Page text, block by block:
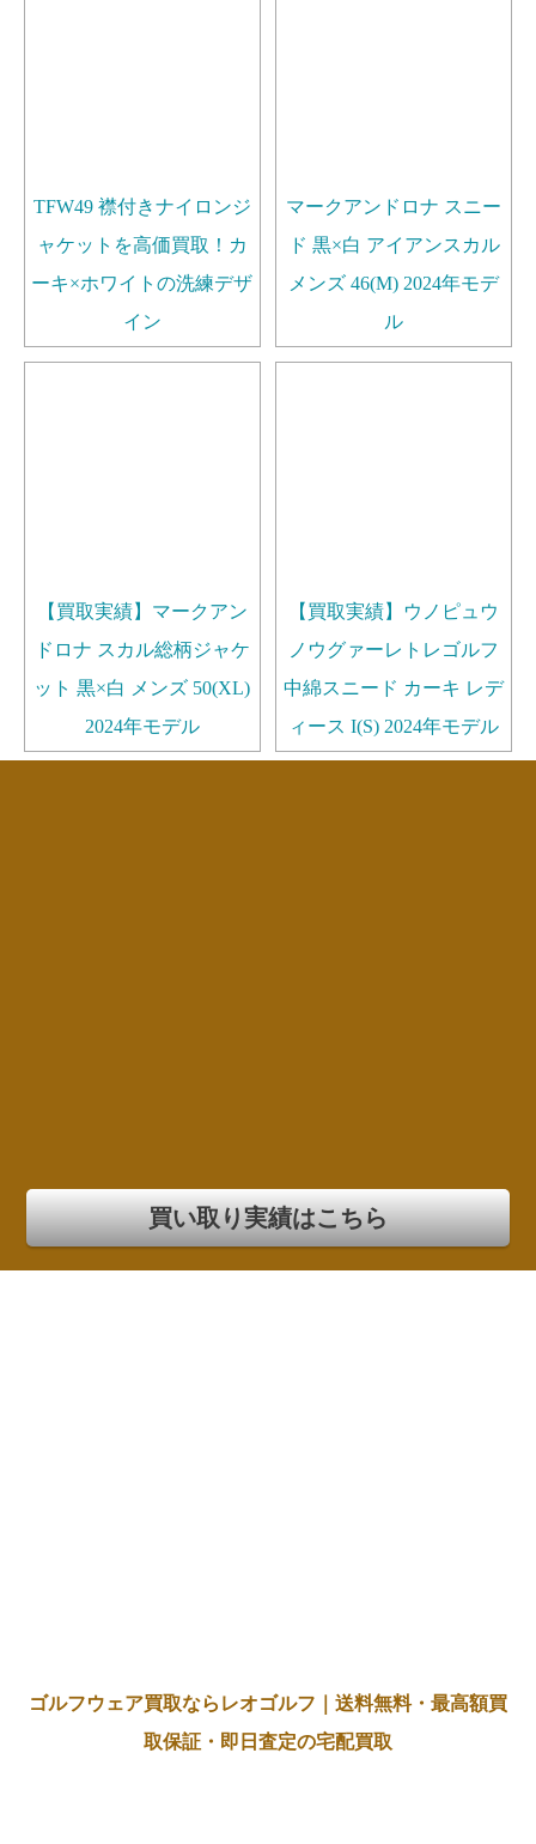
TFW49 襟付きナイロンジ
ャケットを高価買取！カ
ーキ×ホワイトの洗練デザ
イン
マークアンドロナ スニー
ド 黒×白 アイアンスカル
メンズ 46(M) 2024年モデ
ル
【買取実績】マークアン
ドロナ スカル総柄ジャケ
ット 黒×白 メンズ 50(XL)
2024年モデル
【買取実績】ウノピュウ
ノウグァーレトレゴルフ
中綿スニード カーキ レデ
ィース I(S) 2024年モデル
買い取り実績はこちら
ゴルフウェア買取ならレオゴルフ｜送料無料・最高額買
取保証・即日査定の宅配買取